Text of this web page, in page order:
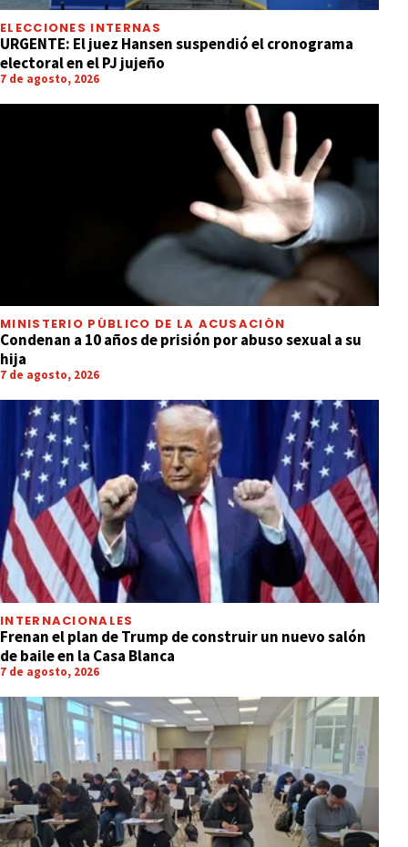
ELECCIONES INTERNAS
URGENTE: El juez Hansen suspendió el cronograma
electoral en el PJ jujeño
7 de agosto, 2026
MINISTERIO PÚBLICO DE LA ACUSACIÓN
Condenan a 10 años de prisión por abuso sexual a su
hija
7 de agosto, 2026
INTERNACIONALES
Frenan el plan de Trump de construir un nuevo salón
de baile en la Casa Blanca
7 de agosto, 2026